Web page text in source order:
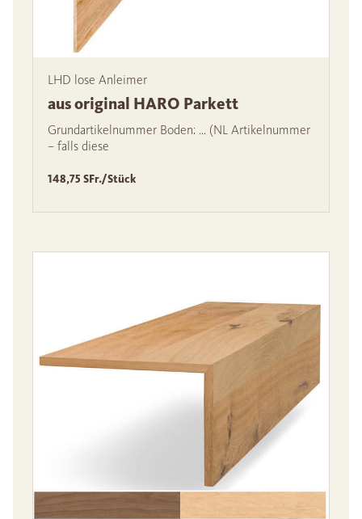
LHD lose Anleimer
aus original HARO Parkett
Grundartikelnummer Boden: … (NL Artikelnummer
– falls diese
148,75 SFr./Stück